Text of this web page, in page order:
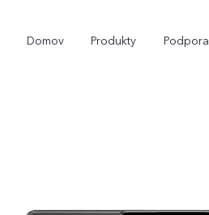
Domov Produkty Podpora